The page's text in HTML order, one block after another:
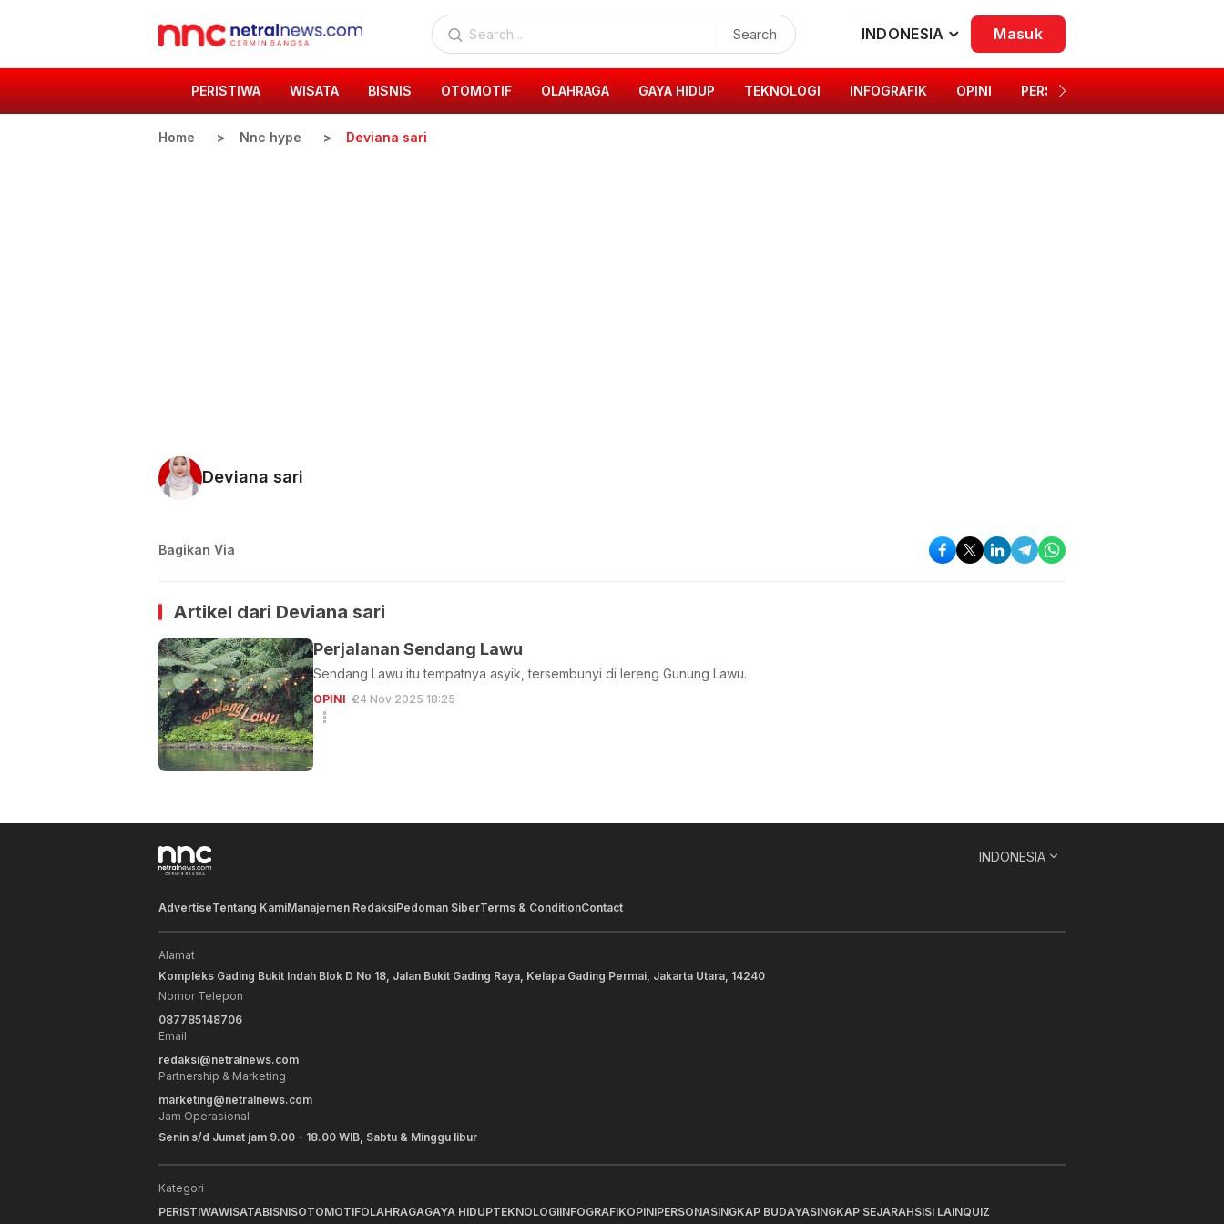
Search INDONESIA Masuk
PERISTIWA WISATA BISNIS OTOMOTIF OLAHRAGA GAYA HIDUP TEKNOLOGI INFOGRAFIK OPINI PERSONA
Home Nnc hype Deviana sari
Deviana sari
Bagikan Via
Artikel dari Deviana sari
Perjalanan Sendang Lawu
​Sendang Lawu itu tempatnya asyik, tersembunyi di lereng Gunung Lawu.
OPINI 24 Nov 2025 18:25
INDONESIA
AdvertiseTentang KamiManajemen RedaksiPedoman SiberTerms & ConditionContact
Alamat
Kompleks Gading Bukit Indah Blok D No 18, Jalan Bukit Gading Raya, Kelapa Gading Permai, Jakarta Utara, 14240
Nomor Telepon
087785148706
Email
redaksi@netralnews.com
Partnership & Marketing
marketing@netralnews.com
Jam Operasional
Senin s/d Jumat jam 9.00 - 18.00 WIB, Sabtu & Minggu libur
Kategori
PERISTIWAWISATABISNISOTOMOTIFOLAHRAGAGAYA HIDUPTEKNOLOGIINFOGRAFIKOPINIPERSONASINGKAP BUDAYASINGKAP SEJARAHSISI LAINQUIZ